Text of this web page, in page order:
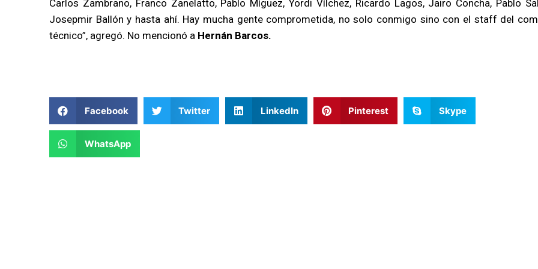
Carlos Zambrano, Franco Zanelatto, Pablo Míguez, Yordi Vílchez, Ricardo Lagos, Jairo Concha, Pablo
Josepmir Ballón y hasta ahí. Hay mucha gente comprometida, no solo conmigo sino con el staff del
técnico”, agregó. No mencionó a Hernán Barcos.
Facebook Twitter LinkedIn Pinterest Skype
WhatsApp